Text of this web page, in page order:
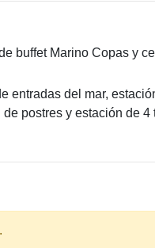
buffet Marino Copas y
entradas del mar,
postres y estación de 4